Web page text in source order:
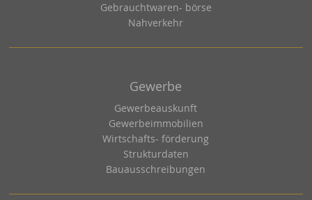
Gebrauchtwaren- börse
Nahverkehr
Gewerbe
Gewerbeauskunft
Gewerbeimmobilien
Wirtschafts- förderung
Strukturdaten
Bauausschreibungen